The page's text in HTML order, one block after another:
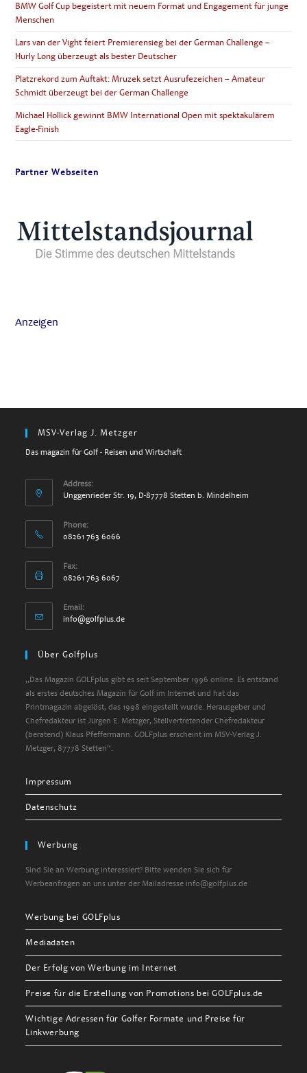
BMW Golf Cup begeistert mit neuem Format und Engagement für junge
Menschen
Lars van der Vight feiert Premierensieg bei der German Challenge –
Hurly Long überzeugt als bester Deutscher
Platzrekord zum Auftakt: Mruzek setzt Ausrufezeichen – Amateur
Schmidt überzeugt bei der German Challenge
Michael Hollick gewinnt BMW International Open mit spektakulärem
Eagle-Finish
Partner Webseiten
Anzeigen
MSV-Verlag J. Metzger
Das magazin für Golf - Reisen und Wirtschaft
Address:
Unggenrieder Str. 19, D-87778 Stetten b. Mindelheim
Phone:
08261 763 6066
Fax:
08261 763 6067
Email:
info@golfplus.deOpens
Über Golfplus
„Das Magazin GOLFplus gibt es seit September 1996 online. Es entstand
als erstes deutsches Magazin für Golf im Internet und hat das
Printmagazin abgelöst, das 1998 eingestellt wurde. Herausgeber und
Chefredakteur ist Jürgen E. Metzger, Stellvertretender Chefredakteur
(beratend) Klaus Pfeffermann. GOLFplus erscheint im MSV-Verlag J.
Metzger, 87778 Stetten“.
Impressum
Datenschutz
Werbung
Sind Sie an Werbung interessiert? Bitte wenden Sie sich für
Werbeanfragen an uns unter der Mailadresse info@golfplus.de
Werbung bei GOLFplus
Mediadaten
Der Erfolg von Werbung im Internet
Preise für die Erstellung von Promotions bei GOLFplus.de
Wichtige Adressen für Golfer Formate und Preise für
Linkwerbung